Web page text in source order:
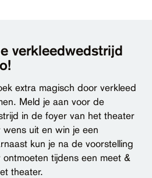
verkleedwedstrijd
extra magisch door verkleed
Meld je aan voor de
in de foyer van het theater
uit en win je een
kun je na de voorstelling
tijdens een meet &
theater.